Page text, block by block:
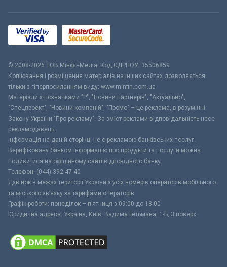
© 2008-2026 ТОВ МiнфiнМедiа. Код ЄДРПОУ: 35506859
Копіювання і розміщення матеріалів на інших сайтах дозволяється
тільки з гіперпосиланням виду: www.minfin.com.ua
Матеріали з позначками "Р", "Новини партнерів", "Актуально",
"Спецпроект", "Новини компаній", "Промо" – це реклама, в розумінні
Закону України "Про рекламу". За зміст реклами відповідальність несе
рекламодавець.
Інформація на даній сторінці не є рекламою банківських послуг.
Верифіковану банком інформацію про продукти та послуги можна
подивитися на офіційному сайті відповідного банку.
Телефон: (044) 392-47-40
Дзвінок в межах території України з усіх номерів операторів мобільного
та міського зв’язку за тарифами операторів
Графік роботи: понеділок – п’ятниця з 09:00 до 18:00
Юридична адреса: Україна, Київ, Вадима Гетьмана, 1-Б, 3 поверх